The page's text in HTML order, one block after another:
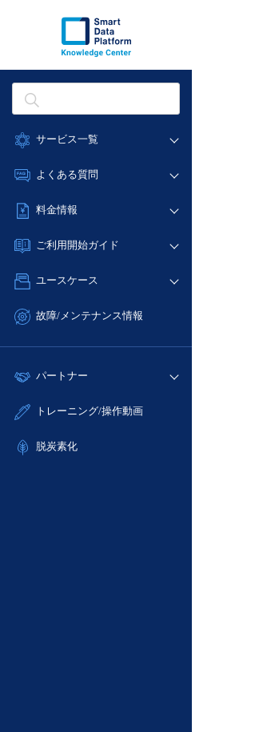
サービス一覧
データ利活用
ネットワーク
IoT
サポート
管理機能
よくある質問
データ利活用
ネットワーク
IoT
サポート
管理機能
すべてのメニューを見る
料金情報
料金シミュレーター
クラウド/サーバー
ネットワーク
サポート
すべてのメニューを見る
ご利用開始ガイド
■ 管理機能
- 初期設定・確認
- ユーザー機能の管理
- APIリファレンス
ユースケース
- バックアップ
- IoT
- ITインフラストラクチャー
故障/メンテナンス情報
サービス稼働状況
故障/メンテナンス履歴
定期メンテナンス
パートナー
販売パートナー向けプログラム
トレーニング/操作動画
脱炭素化